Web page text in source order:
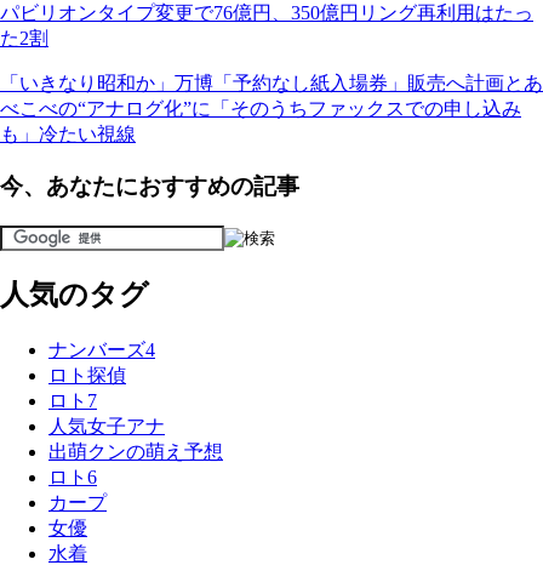
パビリオンタイプ変更で76億円、350億円リング再利用はたっ
た2割
「いきなり昭和か」万博「予約なし紙入場券」販売へ計画とあ
べこべの“アナログ化”に「そのうちファックスでの申し込み
も」冷たい視線
今、あなたにおすすめの記事
人気のタグ
ナンバーズ4
ロト探偵
ロト7
人気女子アナ
出萌クンの萌え予想
ロト6
カープ
女優
水着